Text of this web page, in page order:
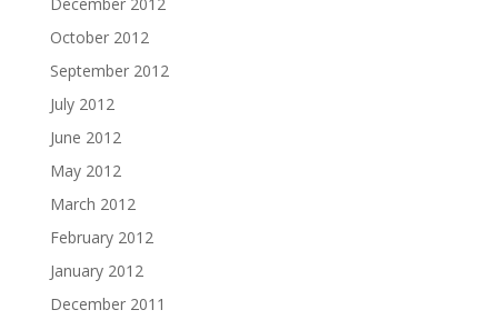
October 2012
September 2012
July 2012
June 2012
May 2012
March 2012
February 2012
January 2012
December 2011